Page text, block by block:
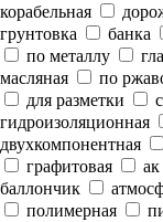
корабельная
грунтовка
банка
по металлу
масляная
по
для разметки
гидроизоляционная
двухкомпонентная
графитовая
ак
баллончик
полимерная